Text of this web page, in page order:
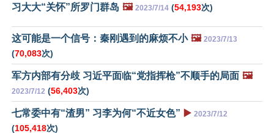
习大大“关怀”所罗门群岛 🖼️ 2023/7/14 (54,193次)
这可能是一个信号：秦刚遇到的麻烦不小 🖼️ 2023/7/13
(70,083次)
军方内部有分歧 习近平面临“党指挥枪”不顺手的局面 🖼️
2023/7/12 (56,403次)
七常委中有“渣男” 习李为何“不近女色” ▶️ 2023/7/12
(105,418次)